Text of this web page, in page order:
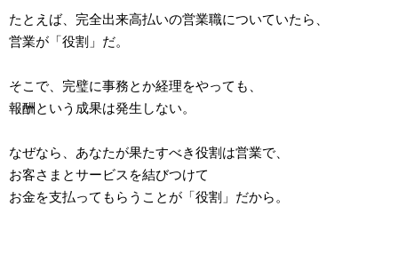
たとえば、完全出来高払いの営業職についていたら、
営業が「役割」だ。
そこで、完璧に事務とか経理をやっても、
報酬という成果は発生しない。
なぜなら、あなたが果たすべき役割は営業で、
お客さまとサービスを結びつけて
お金を支払ってもらうことが「役割」だから。